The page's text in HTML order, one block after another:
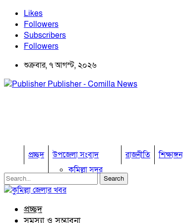
Likes
Followers
Subscribers
Followers
শুক্রবার, ৭ আগস্ট, ২০২৬
Publisher - Comilla News
প্রচ্ছদ
উপজেলা সংবাদ
কুমিল্লা সদর
কুমিল্লা সদর দক্ষিণ
রাজনীতি শিক্ষাঙ্গন
প্রচ্ছদ